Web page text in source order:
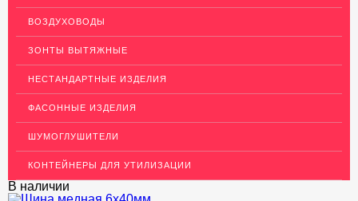
Крепеж из меди
Медные трубы
Изделия из Меди
Кабель, провод медный
ЛАТУННЫЙ ПРОКАТ
ДЕКОР НЕРЖАВЕЙКА
ВОЗДУХОВОДЫ
ЗОНТЫ ВЫТЯЖНЫЕ
НЕСТАНДАРТНЫЕ ИЗДЕЛИЯ
ФАСОННЫЕ ИЗДЕЛИЯ
ШУМОГЛУШИТЕЛИ
КОНТЕЙНЕРЫ ДЛЯ УТИЛИЗАЦИИ
В наличии